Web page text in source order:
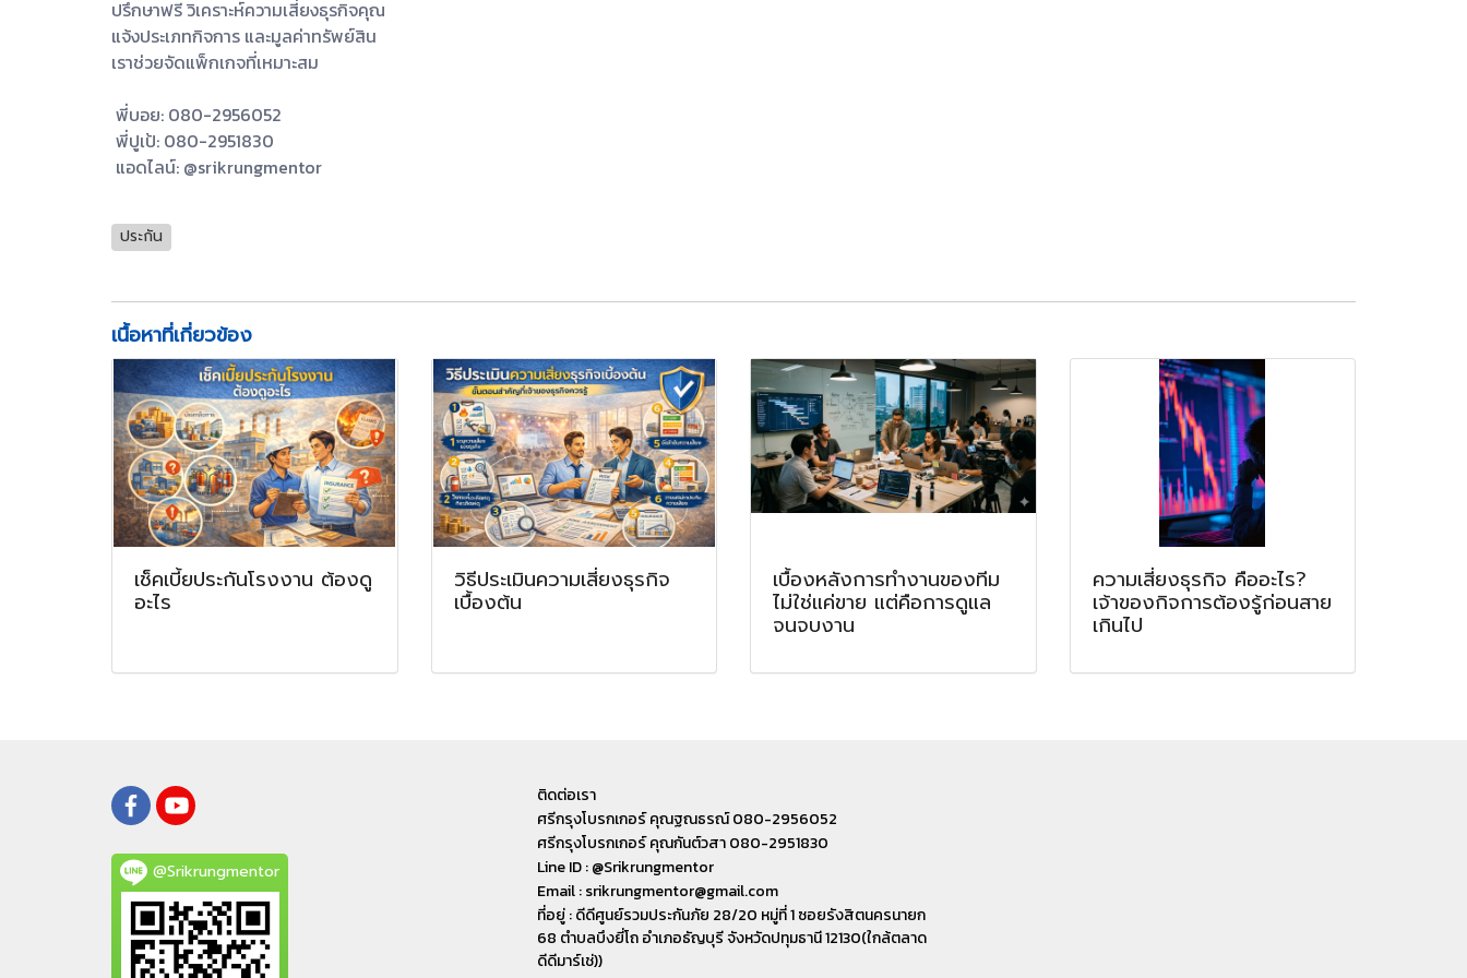
ปรึกษาฟรี วิเคราะห์ความเสี่ยงธุรกิจคุณ
แจ้งประเภทกิจการ และมูลค่าทรัพย์สิน
เราช่วยจัดแพ็กเกจที่เหมาะสม
พี่บอย: 080-2956052
พี่ปูเป้: 080-2951830
แอดไลน์: @srikrungmentor
ประกัน
เนื้อหาที่เกี่ยวข้อง
เช็คเบี้ยประกันโรงงาน ต้องดู
อะไร
วิธีประเมินความเสี่ยงธุรกิจ
เบื้องต้น
เบื้องหลังการทำงานของทีม
ไม่ใช่แค่ขาย แต่คือการดูแล
จนจบงาน
ความเสี่ยงธุรกิจ คืออะไร?
เจ้าของกิจการต้องรู้ก่อนสาย
เกินไป
@Srikrungmentor
ติดต่อเรา
ศรีกรุงโบรกเกอร์ คุณฐณธรณ์ 080-2956052
ศรีกรุงโบรกเกอร์ คุณกันต์วสา 080-2951830
Line ID : @Srikrungmentor
Email : srikrungmentor@gmail.com
ที่อยู่ : ดีดีศูนย์รวมประกันภัย 28/20 หมู่ที่ 1 ซอยรังสิตนครนายก
68 ตำบลบึงยี่โถ อำเภอ​ธัญบุรี​ จังหวัดปทุมธานี​ 12130(ใกล้ตลาด
ดีดีมาร์เช่))